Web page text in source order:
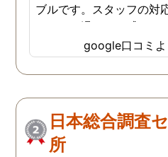
ブルです。スタッフの対
なんかも温かみを感じま
す。はじめからこちらに
ればよかったです😢 …
google口コミよ
日本総合調査
所